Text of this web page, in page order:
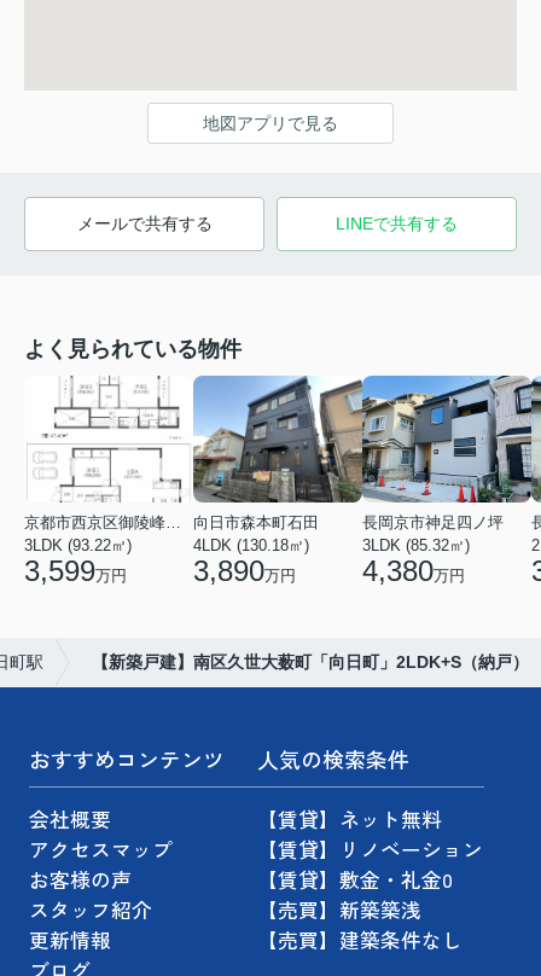
地図アプリで見る
メールで共有する LINEで共有する
よく見られている物件
3LDK (93.22㎡)
3,599万円
向日市森本町石田
4LDK (130.18㎡)
3,890万円
長岡京市神足四ノ坪
3LDK (85.32㎡)
4,380万円
町駅 【新築戸建】南区久世大薮町「向日町」2LDK+S（納戸）
おすすめコンテンツ
会社概要
アクセスマップ
お客様の声
スタッフ紹介
更新情報
人気の検索条件
【賃貸】ネット無料
【賃貸】リノベーション
【賃貸】敷金・礼金0
【売買】新築築浅
【売買】建築条件なし